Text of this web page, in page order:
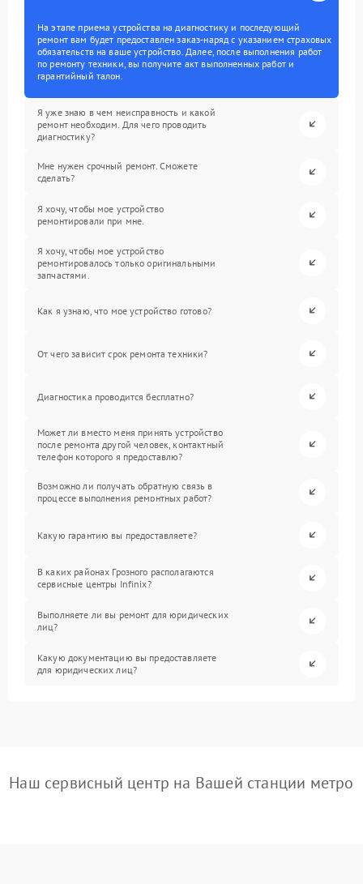
На этапе приема устройства на диагностику и последующий
ремонт вам будет предоставлен заказ-наряд с указанием страховых
обязательств на ваше устройство. Далее, после выполнения работ
по ремонту техники, вы получите акт выполненных работ и
гарантийный талон.
Я уже знаю в чем неисправность и какой
ремонт необходим. Для чего проводить
диагностику?
Мне нужен срочный ремонт. Сможете
сделать?
Я хочу, чтобы мое устройство
ремонтировали при мне.
Я хочу, чтобы мое устройство
ремонтировалось только оригинальными
запчастями.
Как я узнаю, что мое устройство готово?
От чего зависит срок ремонта техники?
Диагностика проводится бесплатно?
Может ли вместо меня принять устройство
после ремонта другой человек, контактный
телефон которого я предоставлю?
Возможно ли получать обратную связь в
процессе выполнения ремонтных работ?
Какую гарантию вы предоставляете?
В каких районах Грозного располагаются
сервисные центры Infinix?
Выполняете ли вы ремонт для юридических
лиц?
Какую документацию вы предоставляете
для юридических лиц?
Наш сервисный центр на Вашей станции метро